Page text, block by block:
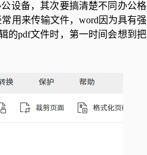
设备，其次要搞清楚不同办公格
用来传输文件，word因为具有强
的pdf文件时，第一时间会想到把